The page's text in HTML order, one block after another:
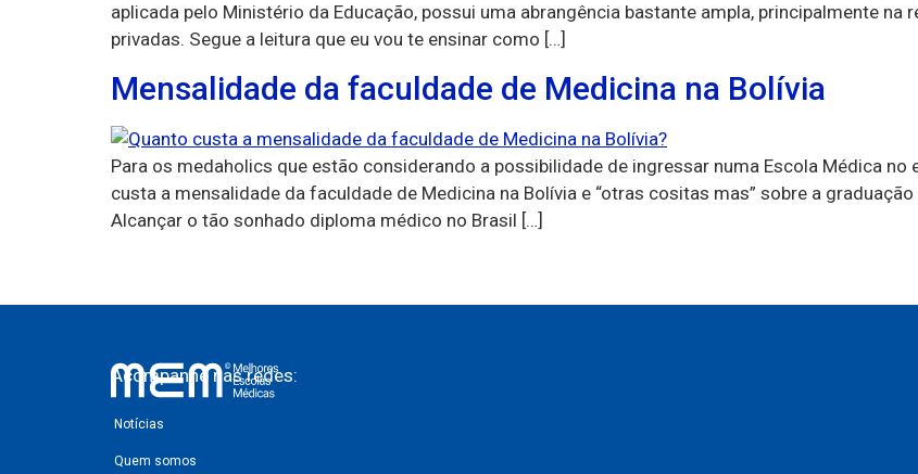
aplicada pelo Ministério da Educação, possui uma abrangência bastante ampla, principalmente
privadas. Segue a leitura que eu vou te ensinar como […]
Mensalidade da faculdade de Medicina na Bolívia
Para os medaholics que estão considerando a possibilidade de ingressar numa Escola Médica
custa a mensalidade da faculdade de Medicina na Bolívia e “otras cositas mas” sobre a
Alcançar o tão sonhado diploma médico no Brasil […]
Acompanhe nas redes:
Notícias
Quem somos